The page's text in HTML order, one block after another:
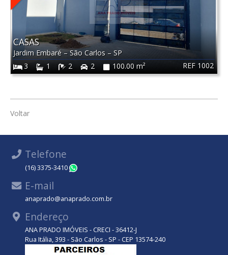
REF 1002
CASAS
Jardim Embaré–São Carlos – SP
3
1 2 2 100.00 m²
Voltar
Telefone
(16) 3375-3410
E-mail
anaprado@anaprado.com.br
Endereço
ANA PRADO IMÓVEIS - CRECI - 36412-J
Rua Itália, 393 - São Carlos - SP - CEP 13574-240